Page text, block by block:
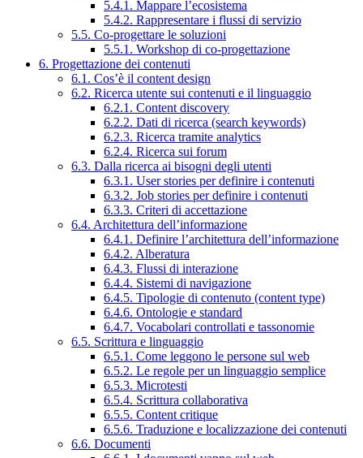
5.4.1. Mappare l’ecosistema
5.4.2. Rappresentare i flussi di servizio
5.5. Co-progettare le soluzioni
5.5.1. Workshop di co-progettazione
6. Progettazione dei contenuti
6.1. Cos’è il content design
6.2. Ricerca utente sui contenuti e il linguaggio
6.2.1. Content discovery
6.2.2. Dati di ricerca (search keywords)
6.2.3. Ricerca tramite analytics
6.2.4. Ricerca sui forum
6.3. Dalla ricerca ai bisogni degli utenti
6.3.1. User stories per definire i contenuti
6.3.2. Job stories per definire i contenuti
6.3.3. Criteri di accettazione
6.4. Architettura dell’informazione
6.4.1. Definire l’architettura dell’informazione
6.4.2. Alberatura
6.4.3. Flussi di interazione
6.4.4. Sistemi di navigazione
6.4.5. Tipologie di contenuto (content type)
6.4.6. Ontologie e standard
6.4.7. Vocabolari controllati e tassonomie
6.5. Scrittura e linguaggio
6.5.1. Come leggono le persone sul web
6.5.2. Le regole per un linguaggio semplice
6.5.3. Microtesti
6.5.4. Scrittura collaborativa
6.5.5. Content critique
6.5.6. Traduzione e localizzazione dei contenuti
6.6. Documenti